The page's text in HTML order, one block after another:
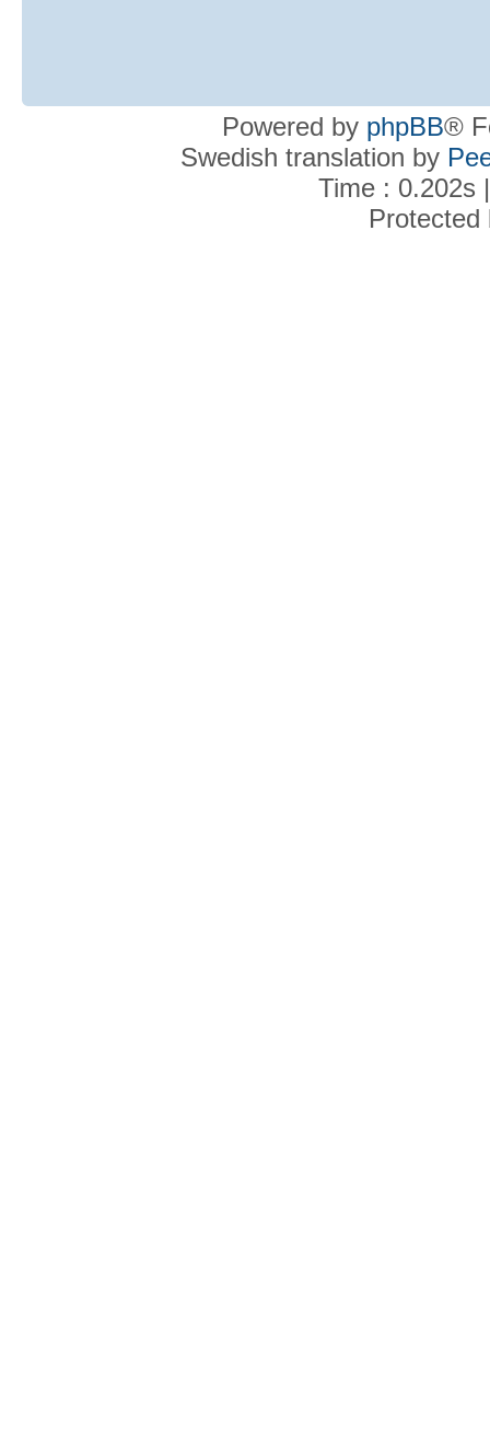
Powered by phpBB®
Swedish translation by
Time : 0.202s